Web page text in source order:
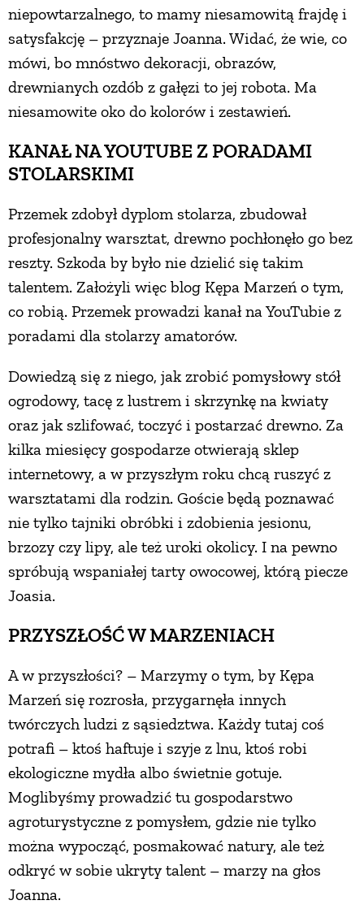
niepowtarzalnego, to mamy niesamowitą frajdę i
satysfakcję – przyznaje Joanna. Widać, że wie, co
mówi, bo mnóstwo dekoracji, obrazów,
drewnianych ozdób z gałęzi to jej robota. Ma
niesamowite oko do kolorów i zestawień.
KANAŁ NA YOUTUBE Z PORADAMI
STOLARSKIMI
Przemek zdobył dyplom stolarza, zbudował
profesjonalny warsztat, drewno pochłonęło go bez
reszty. Szkoda by było nie dzielić się takim
talentem. Założyli więc blog Kępa Marzeń o tym,
co robią. Przemek prowadzi kanał na YouTubie z
poradami dla stolarzy amatorów.
Dowiedzą się z niego, jak zrobić pomysłowy stół
ogrodowy, tacę z lustrem i skrzynkę na kwiaty
oraz jak szlifować, toczyć i postarzać drewno. Za
kilka miesięcy gospodarze otwierają sklep
internetowy, a w przyszłym roku chcą ruszyć z
warsztatami dla rodzin. Goście będą poznawać
nie tylko tajniki obróbki i zdobienia jesionu,
brzozy czy lipy, ale też uroki okolicy. I na pewno
spróbują wspaniałej tarty owocowej, którą piecze
Joasia.
PRZYSZŁOŚĆ W MARZENIACH
A w przyszłości? – Marzymy o tym, by Kępa
Marzeń się rozrosła, przygarnęła innych
twórczych ludzi z sąsiedztwa. Każdy tutaj coś
potrafi – ktoś haftuje i szyje z lnu, ktoś robi
ekologiczne mydła albo świetnie gotuje.
Moglibyśmy prowadzić tu gospodarstwo
agroturystyczne z pomysłem, gdzie nie tylko
można wypocząć, posmakować natury, ale też
odkryć w sobie ukryty talent – marzy na głos
Joanna.